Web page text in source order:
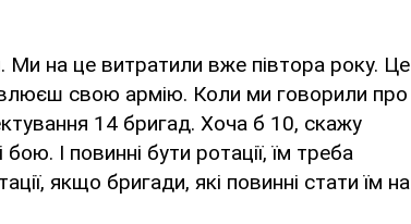
Ми на це витратили вже півтора року. Це
свою армію. Коли ми говорили про
14 бригад. Хоча б 10, скажу
І повинні бути ротації, їм треба
якщо бригади, які повинні стати їм на